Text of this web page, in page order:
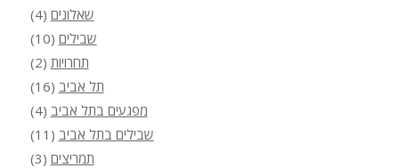
שאלונים (4)
שבילים (10)
תחרויות (2)
תל אביב (16)
מפגעים בתל אביב (4)
שבילים בתל אביב (11)
תמריצים (3)